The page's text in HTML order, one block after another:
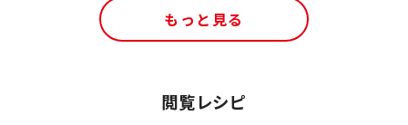
もっと見る
閲覧レシピ